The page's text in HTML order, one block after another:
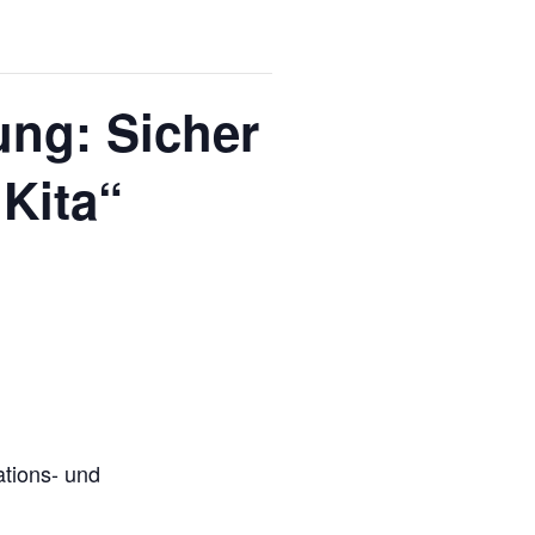
Sicher
und